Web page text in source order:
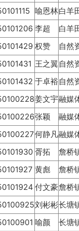
喻恩林白羊
李超 白羊
权赞 自然
王之翼自然
于卓裕自然
姜文宇融媒
张颖 融媒
何静凡融媒
胥拓 詹桥
黄彪 詹桥
付文豪詹桥
刘彬彬长塘
喻颜 长塘